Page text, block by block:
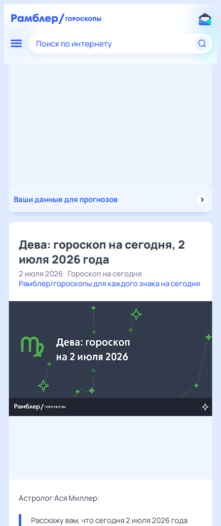
Поиск по интернету
Ваши данные для прогнозов
Дева: гороскоп на сегодня, 2
июля 2026 года
2 июля 2026 Гороскоп на сегодня
Рамблер/гороскопы для каждого знака на сегодня
Астролог Ася Миллер:
Расскажу вам, что сегодня 2 июля 2026 года